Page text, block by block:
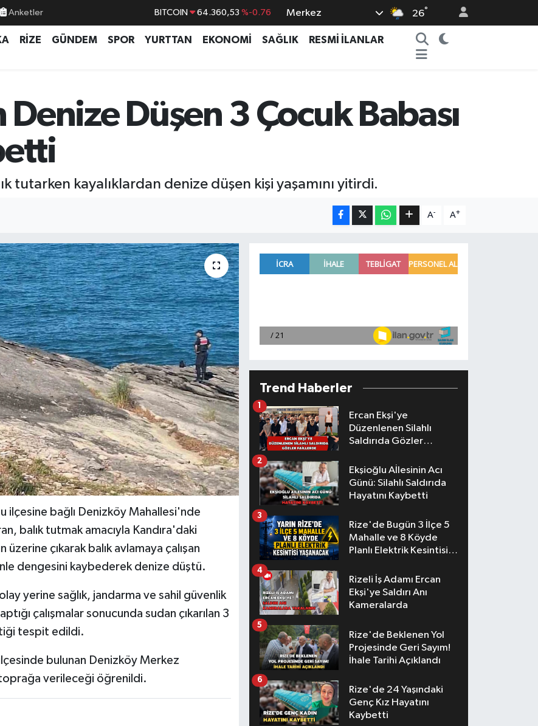
Anketler
EURO 55,0265 %0.01
BİST100 13.887 %64
Merkez 26°
RİZE GÜNDEM SPOR YURTTAN EKONOMİ SAĞLIK
RESMİ İLANLAR
Denize Düşen 3 Çocuk Babası
tutarken kayalıklardan denize düşen kişi yaşamını yitirdi.
A- A+
ilçesine bağlı Denizköy Mahallesi'nde
balık tutmak amacıyla Kandıra'daki
üzerine çıkarak balık avlamaya çalışan
dengesini kaybederek denize düştü.
yerine sağlık, jandarma ve sahil güvenlik
çalışmalar sonucunda sudan çıkarılan 3
tespit edildi.
bulunan Denizköy Merkez
toprağa verileceği öğrenildi.
Trend Haberler
Ercan Ekşi'ye
Düzenlenen Silahlı
Saldırıda Gözler
1
Ekşioğlu Aİlesinin Acı
Günü: Silahlı Saldırıda
Hayatını Kaybetti
2
Rize'de Bugün 3 İlçe 5
Mahalle ve 8 Köyde
Planlı Elektrik Kesintisi
3
Rizeli İş Adamı Ercan
Ekşi'ye Saldırı Anı
Kameralarda
4
Rize'de Beklenen Yol
Projesinde Geri Sayım!
İhale Tarihi Açıklandı
5
Rize'de 24 Yaşındaki
Genç Kız Hayatını
Kaybetti
6